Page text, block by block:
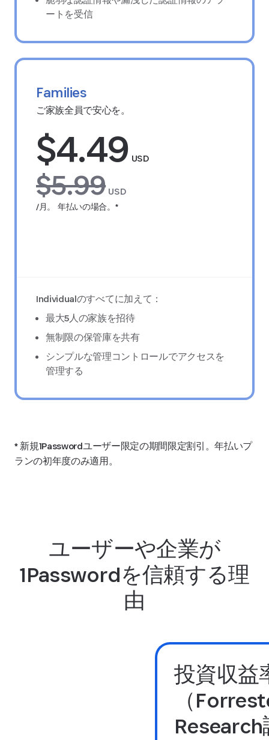
ートを受信
Families
ご家族全員で安心を。
$4.49 USD
$5.99 USD
/月。 年払いの場合。*
Individualのすべてに加えて：
最大5人の家族を招待
無制限の保管庫を共有
シンプルな管理コントロールでアクセスを
管理する
* 新規1Passwordユーザー限定の期間限定割引。年払いプ
ランの初年度のみ適用。
ユーザーや企業が
1Passwordを信頼する理
由
投資収益
（